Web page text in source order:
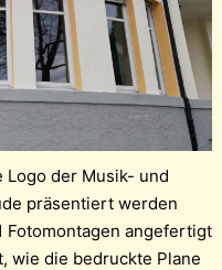
Logo der Musik- und
präsentiert werden
Fotomontagen angefertigt
wie die bedruckte Plane